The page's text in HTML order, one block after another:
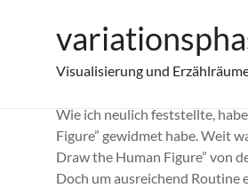
Visualisierung und
Digitale Modells zum
Wie ich neulich feststellte,
Figure” gewidmet habe. Weit
Draw the Human Figure” von
Doch um ausreichend Routine